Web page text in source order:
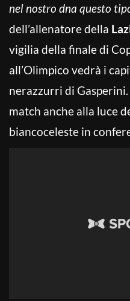
nel nostro dna questo
dell’allenatore della
vigilia della finale di
all’Olimpico vedrà i
nerazzurri di
match anche alla luce
biancoceleste in